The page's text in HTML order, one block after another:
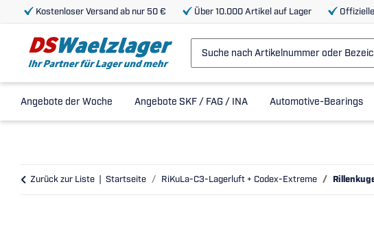
Kostenloser Versand ab nur 50 € Über 10.000 Artikel auf Lager
Angebote der Woche Angebote SKF / FAG / INA Automotive-Bearings
Zurück zur Liste Startseite RiKuLa-C3-Lagerluft + Codex-Extreme